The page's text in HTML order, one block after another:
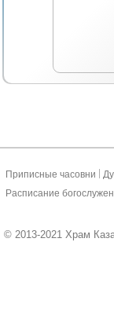
Приписные часовни
Расписание
© 2013-2021 Храм